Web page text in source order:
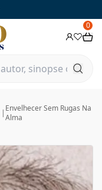
0
| Envelhecer Sem Rugas Na
Alma